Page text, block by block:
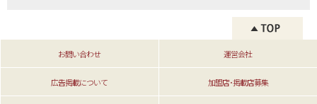
お問い合わせ 運営会社
広告掲載について 加盟店･掲載店募集